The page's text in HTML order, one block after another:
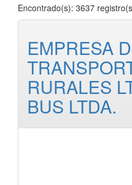
Encontrado(s): 3637
EMPRESA
RURALES
BUS LTDA.